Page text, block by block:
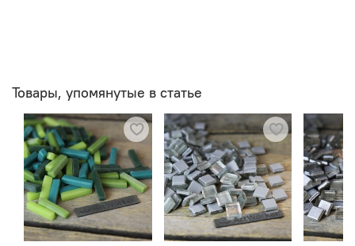
Товары, упомянутые в статье